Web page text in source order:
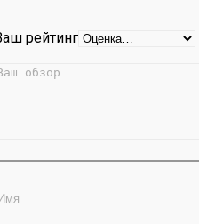
рейтинг